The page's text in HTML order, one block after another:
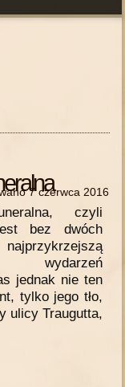
7 czerwca 2016
czyli
bez dwóch
wydarzeń
jednak nie ten
tylko jego tło,
ulicy Traugutta,